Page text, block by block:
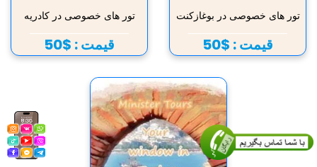
تور های خصوصی در بوغازکنت
قیمت : $50
تور های خصوصی در کادریه
قیمت : $50